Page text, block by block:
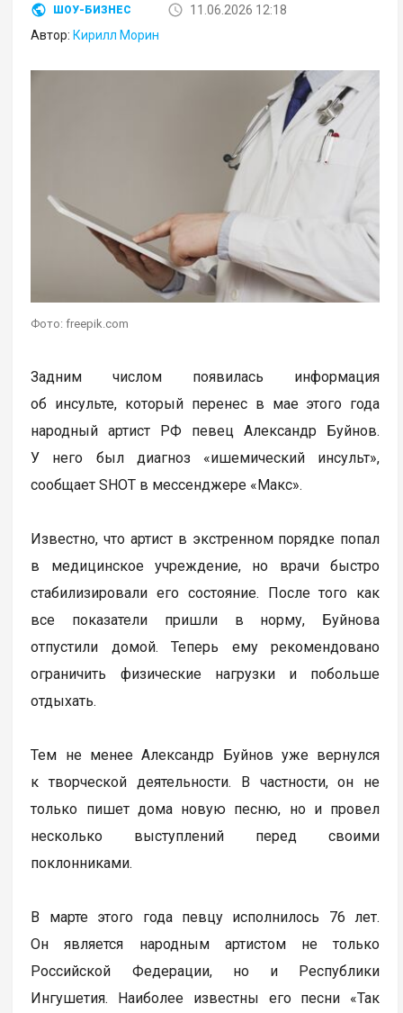
ШОУ-БИЗНЕС
11.06.2026 12:18
Автор: Кирилл Морин
Фото: freepik.com
Задним числом появилась информация
об инсульте, который перенес в мае этого года
народный артист РФ певец Александр Буйнов.
У него был диагноз «ишемический инсульт»,
сообщает SHOT в мессенджере «Макс».
Известно, что артист в экстренном порядке попал
в медицинское учреждение, но врачи быстро
стабилизировали его состояние. После того как
все показатели пришли в норму, Буйнова
отпустили домой. Теперь ему рекомендовано
ограничить физические нагрузки и побольше
отдыхать.
Тем не менее Александр Буйнов уже вернулся
к творческой деятельности. В частности, он не
только пишет дома новую песню, но и провел
несколько выступлений перед своими
поклонниками.
В марте этого года певцу исполнилось 76 лет.
Он является народным артистом не только
Российской Федерации, но и Республики
Ингушетия. Наиболее известны его песни «Так